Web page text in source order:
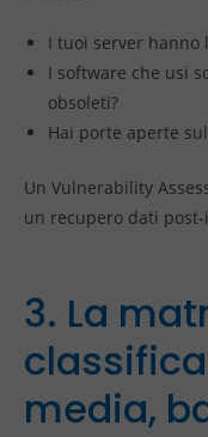
I tuoi server hanno
I software che usi
obsoleti?
Hai porte aperte
Un Vulnerability
un recupero dati
3. La
media,